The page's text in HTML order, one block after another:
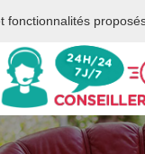
services de la mairie de